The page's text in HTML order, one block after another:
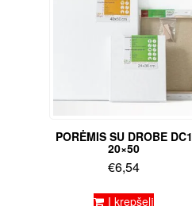
PORĖMIS SU DROBE DC1
20×50
€6,54
Į krepšelį